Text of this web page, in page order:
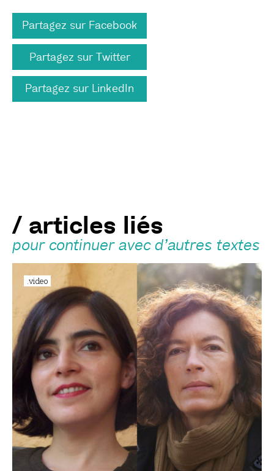
Partagez sur Facebook
Partagez sur Twitter
Partagez sur LinkedIn
/ articles liés
pour continuer avec d’autres textes
.video